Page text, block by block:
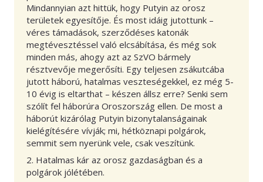
Mindannyian azt hittük, hogy Putyin az orosz
területek egyesítője. És most idáig jutottunk –
véres támadások, szerződéses katonák
megtévesztéssel való elcsábítása, és még sok
minden más, ahogy azt az SzVO bármely
résztvevője megerősíti. Egy teljesen zsákutcába
jutott háború, hatalmas veszteségekkel, ez még 5-
10 évig is eltarthat – készen állsz erre? Senki sem
szólít fel háborúra Oroszország ellen. De most a
háborút kizárólag Putyin bizonytalanságainak
kielégítésére vívják; mi, hétköznapi polgárok,
semmit sem nyerünk vele, csak veszítünk.
2. Hatalmas kár az orosz gazdaságban és a
polgárok jólétében.